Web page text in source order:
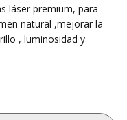
láser premium, para
natural ,mejorar la
, luminosidad y